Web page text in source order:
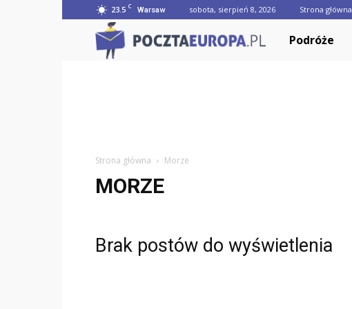
23.5 C Warsaw sobota, sierpień 8, 2026 Strona główna
PocztaEuropa.pl
Podróże
Strona główna Morze
MORZE
Brak postów do wyświetlenia